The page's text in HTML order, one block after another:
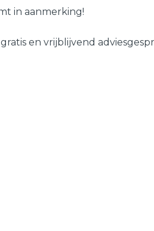
in aanmerking!
en vrijblijvend